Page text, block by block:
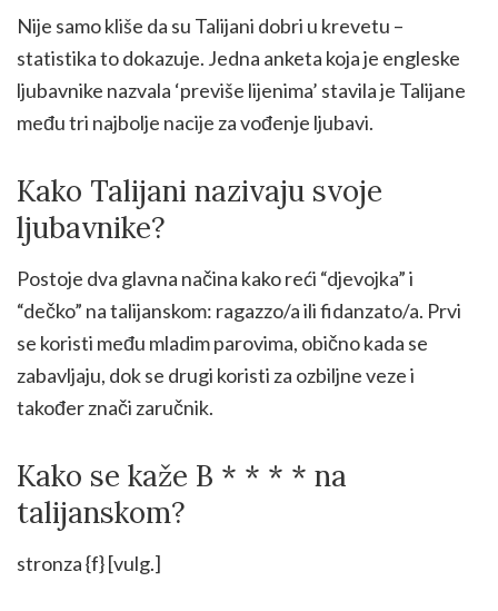
Nije samo kliše da su Talijani dobri u krevetu –
statistika to dokazuje. Jedna anketa koja je engleske
ljubavnike nazvala ‘previše lijenima’ stavila je Talijane
među tri najbolje nacije za vođenje ljubavi.
Kako Talijani nazivaju svoje
ljubavnike?
Postoje dva glavna načina kako reći “djevojka” i
“dečko” na talijanskom: ragazzo/a ili fidanzato/a. Prvi
se koristi među mladim parovima, obično kada se
zabavljaju, dok se drugi koristi za ozbiljne veze i
također znači zaručnik.
Kako se kaže B * * * * na
talijanskom?
stronza {f} [vulg.]